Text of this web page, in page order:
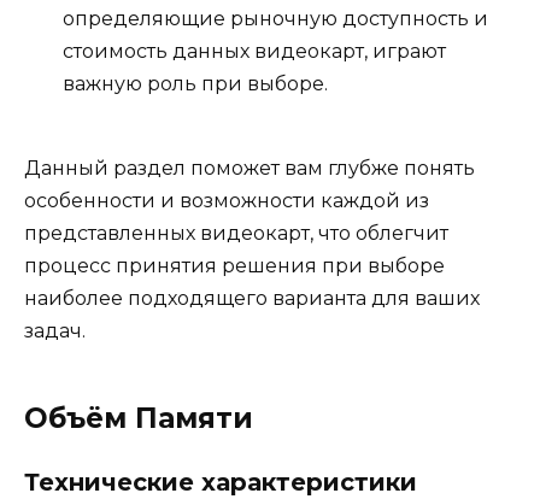
определяющие рыночную доступность и
стоимость данных видеокарт, играют
важную роль при выборе.
Данный раздел поможет вам глубже понять
особенности и возможности каждой из
представленных видеокарт, что облегчит
процесс принятия решения при выборе
наиболее подходящего варианта для ваших
задач.
Объём Памяти
Технические характеристики